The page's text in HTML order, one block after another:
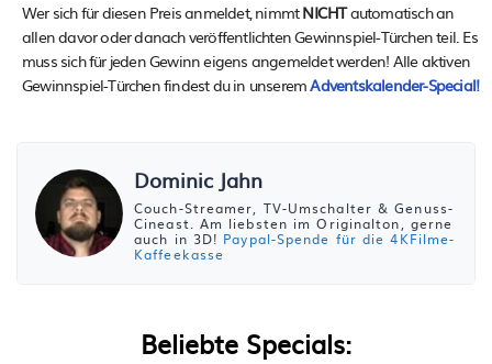
Wer sich für diesen Preis anmeldet, nimmtNICHTautomatisch an
allen davor oder danach veröffentlichten Gewinnspiel-Türchen teil. Es
muss sich für jeden Gewinn eigens angemeldet werden! Alle aktiven
Gewinnspiel-Türchen findest du in unseremAdventskalender-Special!
Dominic Jahn
Couch-Streamer, TV-Umschalter & Genuss-
Cineast. Am liebsten im Originalton, gerne
auch in 3D! Paypal-Spende für die 4KFilme-
Kaffeekasse
Beliebte Specials: